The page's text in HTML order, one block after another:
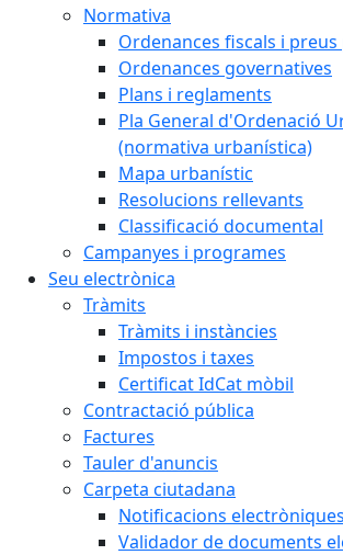
Normativa
Ordenances fiscals i preus
Ordenances governatives
Plans i reglaments
Pla General d'Ordenació
(normativa urbanística)
Mapa urbanístic
Resolucions rellevants
Classificació documental
Campanyes i programes
Seu electrònica
Tràmits
Tràmits i instàncies
Impostos i taxes
Certificat IdCat mòbil
Contractació pública
Factures
Tauler d'anuncis
Carpeta ciutadana
Notificacions electròniques
Validador de documents